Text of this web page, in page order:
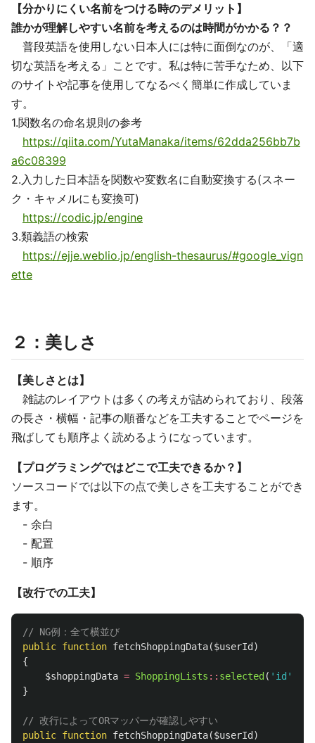
【分かりにくい名前をつける時のデメリット】
誰かが理解しやすい名前を考えるのは時間がかかる？？
普段英語を使用しない日本人には特に面倒なのが、「適
切な英語を考える」ことです。私は特に苦手なため、以下
のサイトや記事を使用してなるべく簡単に作成していま
す。
1.関数名の命名規則の参考
https://qiita.com/YutaManaka/items/62dda256bb7b
a6c08399
2.入力した日本語を関数や変数名に自動変換する(スネー
ク・キャメルにも変換可)
https://codic.jp/engine
3.類義語の検索
https://ejje.weblio.jp/english-thesaurus/#google_vign
ette
２：美しさ
【美しさとは】
雑誌のレイアウトは多くの考えが詰められており、段落
の長さ・横幅・記事の順番などを工夫することでページを
飛ばしても順序よく読めるようになっています。
【プログラミングではどこで工夫できるか？】
ソースコードでは以下の点で美しさを工夫することができ
ます。
- 余白
- 配置
- 順序
【改行での工夫】
// NG例：全て横並び
public function fetchShoppingData($userId)
{
$shoppingData = ShoppingLists :: selected( 'id'
}
// 改行によってORマッパーが確認しやすい
public function fetchShoppingData($userId)